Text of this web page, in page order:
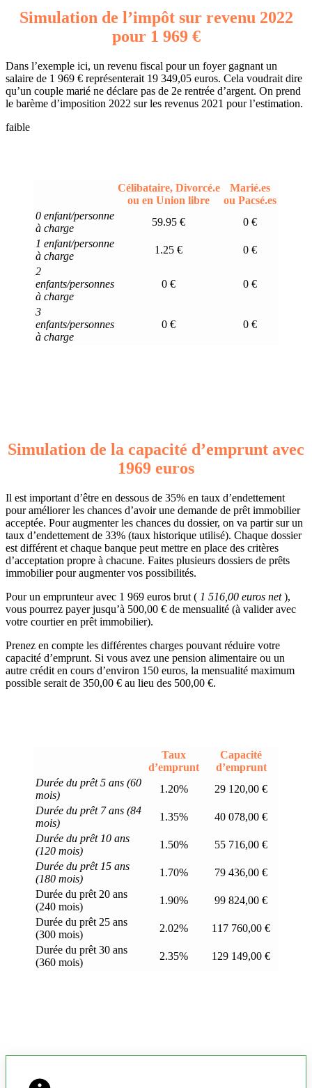
Simulation de l’impôt sur revenu 2022
pour 1 969 €
Dans l’exemple ici, un revenu fiscal pour un foyer gagnant un
salaire de 1 969 € représenterait 19 349,05 euros. Cela voudrait dire
qu’un couple marié ne déclare pas de 2e rentrée d’argent. On prend
le barème d’imposition 2022 sur les revenus 2021 pour l’estimation.
faible
Célibataire, Divorcé.e
ou en Union libre
Marié.es
ou Pacsé.es
0 enfant/personne
à charge
59.95 €
0 €
1 enfant/personne
à charge
1.25 €
0 €
2
enfants/personnes
à charge
0 € 0 €
3
enfants/personnes
à charge
0 € 0 €
Simulation de la capacité d’emprunt avec
1969 euros
Il est important d’être en dessous de 35% en taux d’endettement
pour améliorer les chances d’avoir une demande de prêt immobilier
acceptée. Pour augmenter les chances du dossier, on va partir sur un
taux d’endettement de 33% (taux historique utilisé). Chaque dossier
est différent et chaque banque peut mettre en place des critères
d’acceptation propre à chacune. Faites plusieurs dossiers de prêts
immobilier pour augmenter vos possibilités.
Pour un emprunteur avec 1 969 euros brut ( 1 516,00 euros net),
vous pourrez payer jusqu’à 500,00 € de mensualité (à valider avec
votre courtier en prêt immobilier).
Prenez en compte les différentes charges pouvant réduire votre
capacité d’emprunt. Si vous avez une pension alimentaire ou un
autre crédit en cours d’environ 150 euros, la mensualité maximum
possible serait de 350,00 € au lieu des 500,00 €.
Taux
d’emprunt
Capacité
d’emprunt
Durée du prêt 5 ans (60
mois)
1.20%
29 120,00 €
Durée du prêt 7 ans (84
mois)
1.35%
40 078,00 €
Durée du prêt 10 ans
(120 mois)
1.50%
55 716,00 €
Durée du prêt 15 ans
(180 mois)
1.70%
79 436,00 €
Durée du prêt 20 ans
(240 mois)
1.90%
99 824,00 €
Durée du prêt 25 ans
(300 mois)
2.02%
117 760,00 €
Durée du prêt 30 ans
(360 mois)
2.35% 129 149,00 €